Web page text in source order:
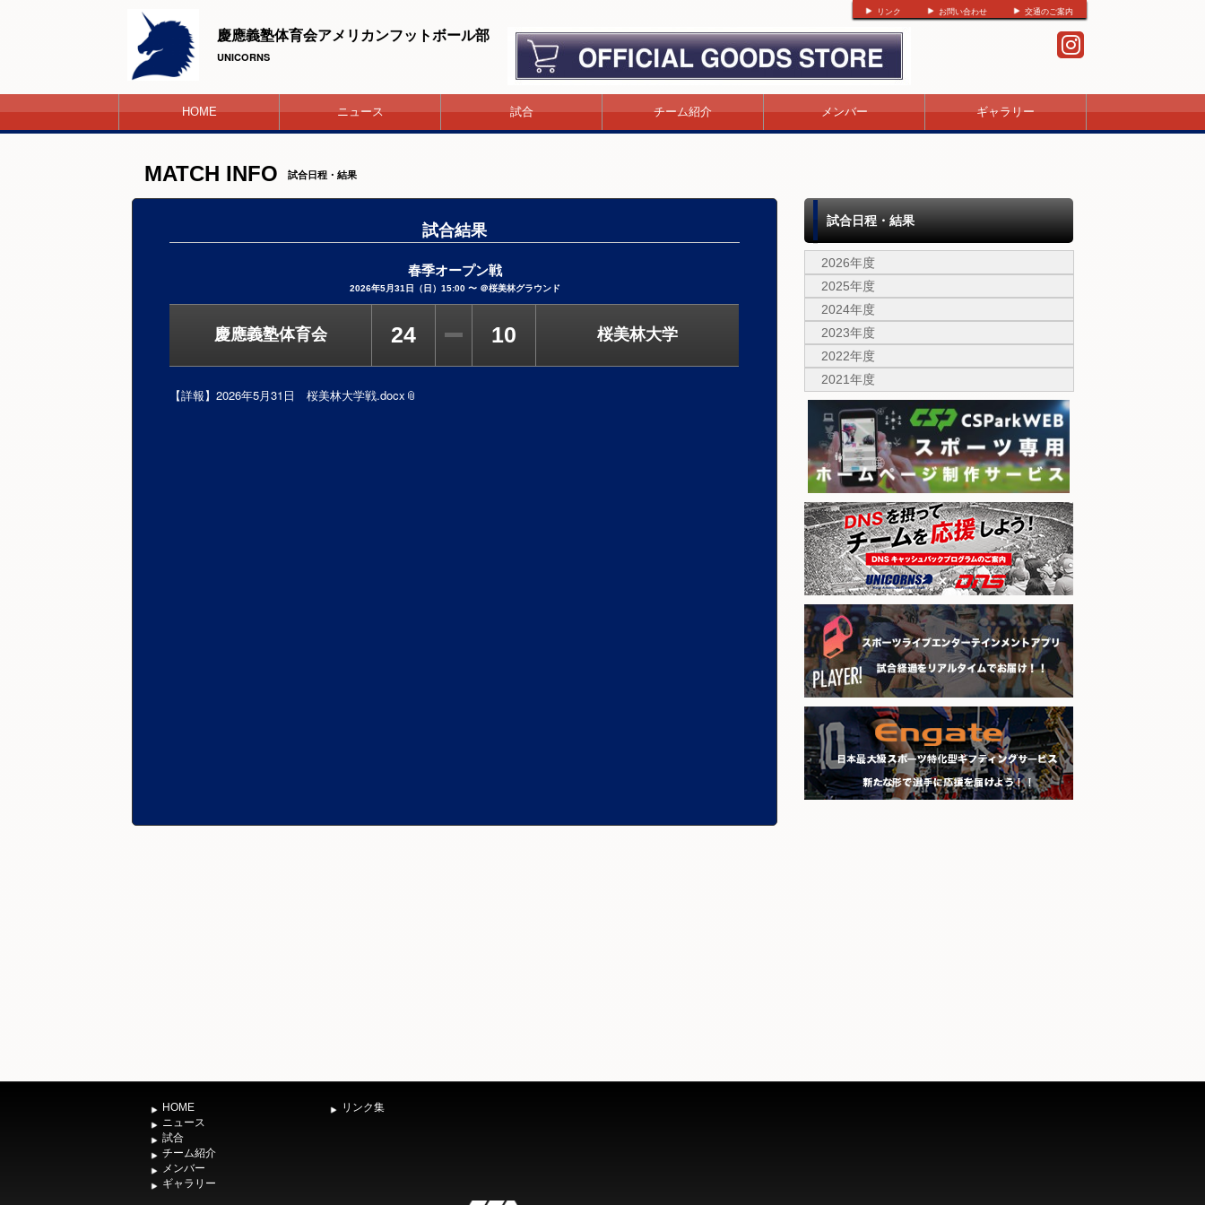
リンク お問い合わせ 交通のご案内
慶應義塾体育会アメリカンフットボール部
UNICORNS
HOME ニュース 試合 チーム紹介 メンバー ギャラリー
MATCH INFO 試合日程・結果
試合結果
春季オープン戦
2026年5月31日（日）15:00 〜 ＠桜美林グラウンド
慶應義塾体育会 24 10 桜美林大学
【詳報】2026年5月31日 桜美林大学戦.docx
試合日程・結果
2026年度
2025年度
2024年度
2023年度
2022年度
2021年度
HOME
ニュース
試合
チーム紹介
メンバー
ギャラリー
リンク集